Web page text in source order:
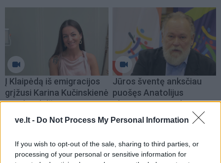
ve.lt - Do Not Process My Personal Information
If you wish to opt-out of the sale, sharing to third parties, or
processing of your personal or sensitive information for
Į Klaipėdą iš emigracijos
grįžusi Karina Kučinskienė
įvardijo didžiausią savo
Jūros šventę anksčiau
puošęs Anatolijus
Klemencovas: gal jau
užtenka